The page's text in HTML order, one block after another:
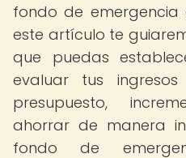
fondo de emergencia
este artículo te
que puedas
evaluar tus
presupuesto,
ahorrar de manera
fondo de